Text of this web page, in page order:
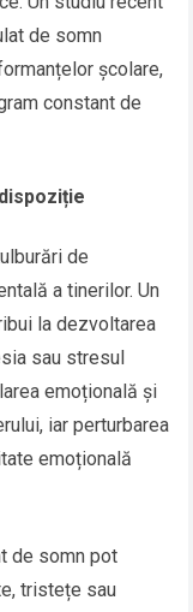
de somn
școlare,
constant de
de
a tinerilor. Un
la dezvoltarea
sau stresul
emoțională și
iar perturbarea
emoțională
de somn pot
tristețe sau